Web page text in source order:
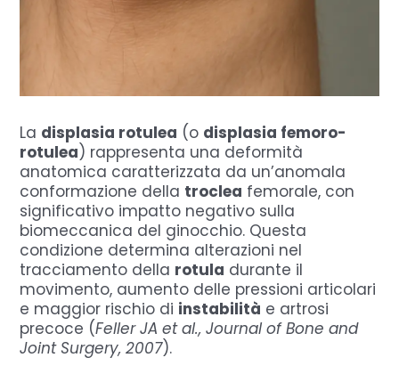
La displasia rotulea (o displasia femoro-
rotulea) rappresenta una deformità
anatomica caratterizzata da un’anomala
conformazione della troclea femorale, con
significativo impatto negativo sulla
biomeccanica del ginocchio. Questa
condizione determina alterazioni nel
tracciamento della rotula durante il
movimento, aumento delle pressioni articolari
e maggior rischio di instabilità e artrosi
precoce (Feller JA et al., Journal of Bone and
Joint Surgery, 2007).